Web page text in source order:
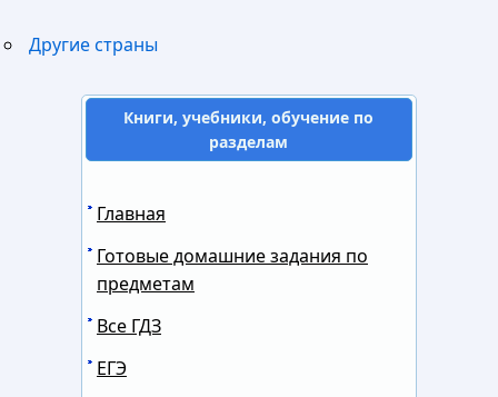
Другие страны
Книги, учебники, обучение по
разделам
Главная
Готовые домашние задания по
предметам
Все ГДЗ
ЕГЭ